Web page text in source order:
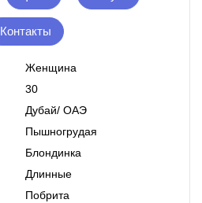
Контакты
Женщина
30
Дубай/ ОАЭ
Пышногрудая
Блондинка
Длинные
Побрита